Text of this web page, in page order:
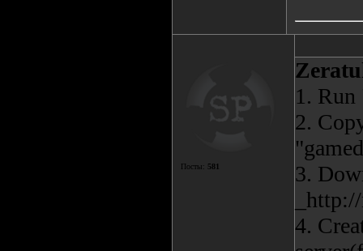
Посты: 581
1.
2.
3.
4.